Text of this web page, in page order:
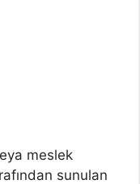
meslek
sunulan